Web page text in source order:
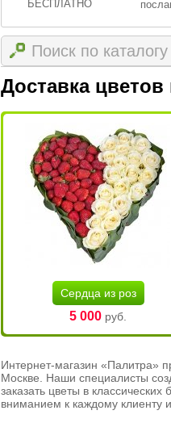
БЕСПЛАТНО
Доставка
Сердца из роз
5 000 руб.
Интернет-магазин «Палитра»
Москве. Наши специалисты
заказать цветы в
вниманием к каждому клиенту